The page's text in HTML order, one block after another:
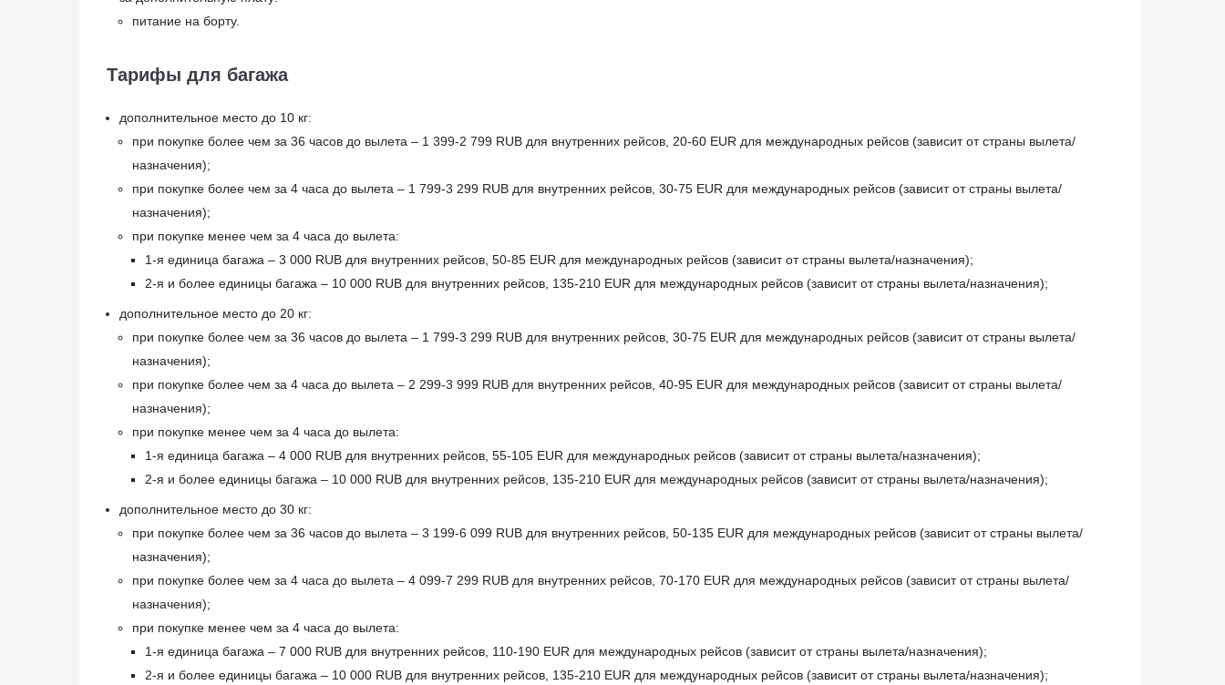
питание на борту.
Тарифы для багажа
дополнительное место до 10 кг:
при покупке более чем за 36 часов до вылета – 1 399-2 799 RUB для внутренних рейсов, 20-60 EUR для международных рейсов (зависит от страны вылета/
назначения);
при покупке более чем за 4 часа до вылета – 1 799-3 299 RUB для внутренних рейсов, 30-75 EUR для международных рейсов (зависит от страны вылета/
назначения);
при покупке менее чем за 4 часа до вылета:
1-я единица багажа – 3 000 RUB для внутренних рейсов, 50-85 EUR для международных рейсов (зависит от страны вылета/назначения);
2-я и более единицы багажа – 10 000 RUB для внутренних рейсов, 135-210 EUR для международных рейсов (зависит от страны вылета/назначения);
дополнительное место до 20 кг:
при покупке более чем за 36 часов до вылета – 1 799-3 299 RUB для внутренних рейсов, 30-75 EUR для международных рейсов (зависит от страны вылета/
назначения);
при покупке более чем за 4 часа до вылета – 2 299-3 999 RUB для внутренних рейсов, 40-95 EUR для международных рейсов (зависит от страны вылета/
назначения);
при покупке менее чем за 4 часа до вылета:
1-я единица багажа – 4 000 RUB для внутренних рейсов, 55-105 EUR для международных рейсов (зависит от страны вылета/назначения);
2-я и более единицы багажа – 10 000 RUB для внутренних рейсов, 135-210 EUR для международных рейсов (зависит от страны вылета/назначения);
дополнительное место до 30 кг:
при покупке более чем за 36 часов до вылета – 3 199-6 099 RUB для внутренних рейсов, 50-135 EUR для международных рейсов (зависит от страны вылета/
назначения);
при покупке более чем за 4 часа до вылета – 4 099-7 299 RUB для внутренних рейсов, 70-170 EUR для международных рейсов (зависит от страны вылета/
назначения);
при покупке менее чем за 4 часа до вылета:
1-я единица багажа – 7 000 RUB для внутренних рейсов, 110-190 EUR для международных рейсов (зависит от страны вылета/назначения);
2-я и более единицы багажа – 10 000 RUB для внутренних рейсов, 135-210 EUR для международных рейсов (зависит от страны вылета/назначения);